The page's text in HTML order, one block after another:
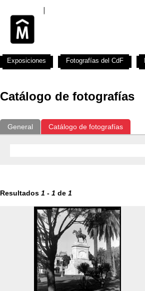
Catálogo de fotografías
General Catálogo de fotografías
Resultados 1 - 1 de 1
Exposiciones Fotografías del CdF